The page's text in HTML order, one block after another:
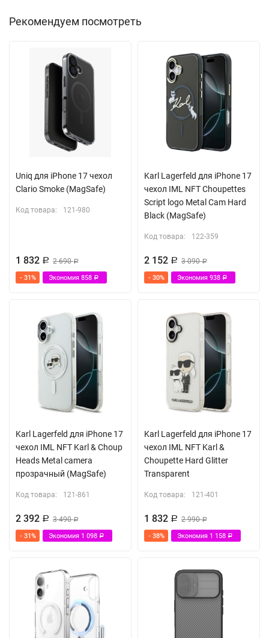
Рекомендуем посмотреть
Uniq для iPhone 17 чехол
Clario Smoke (MagSafe)
Код товара: 121-980
1 832 Р 2 690Р
- 31% Экономия 858 Р
Karl Lagerfeld для iPhone 17
чехол IML NFT Choupettes
Script logo Metal Cam Hard
Black (MagSafe)
Код товара: 122-359
2 152 Р 3 090Р
- 30% Экономия 938 Р
Karl Lagerfeld для iPhone 17
чехол IML NFT Karl & Choup
Heads Metal camera
прозрачный (MagSafe)
Код товара: 121-861
2 392 Р 3 490Р
- 31% Экономия 1 098 Р
Karl Lagerfeld для iPhone 17
чехол IML NFT Karl &
Choupette Hard Glitter
Transparent
Код товара: 121-401
1 832 Р 2 990Р
- 38% Экономия 1 158 Р